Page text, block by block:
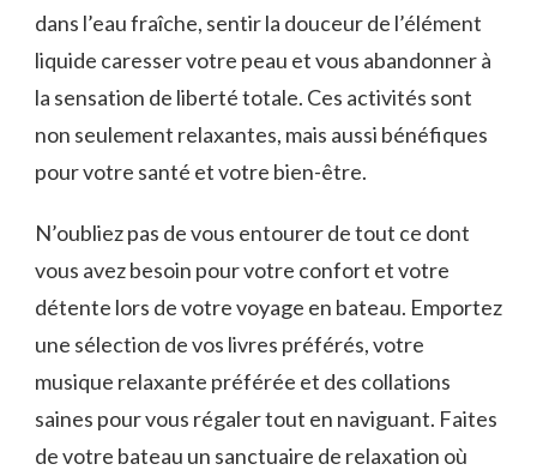
dans l’eau fraîche, sentir la douceur de l’élément
liquide ‍caresser ​votre peau et vous abandonner à
la ‍sensation ‌de ⁢liberté⁤ totale. Ces activités sont
non seulement relaxantes, mais aussi bénéfiques
pour⁢ votre santé et votre bien-être.
N’oubliez pas de vous entourer de​ tout ce dont⁣
vous avez besoin ⁣pour votre confort et votre
détente lors ⁣de⁢ votre voyage en bateau. Emportez
une sélection de vos ⁣livres​ préférés, ⁢votre
musique relaxante ‍préférée et des collations
saines pour vous régaler⁣ tout ‍en naviguant. Faites
de votre bateau un sanctuaire de relaxation où